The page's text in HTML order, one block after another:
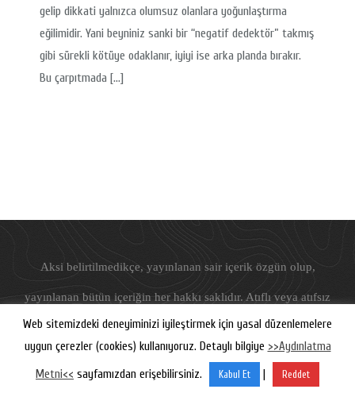
gelip dikkati yalnızca olumsuz olanlara yoğunlaştırma
eğilimidir. Yani beyniniz sanki bir “negatif dedektör” takmış
gibi sürekli kötüye odaklanır, iyiyi ise arka planda bırakır.
Bu çarpıtmada […]
Aksi belirtilmedikçe, yayınlanan sair içerik özgün olup,
yayınlanan bütün içeriğin her hakkı saklıdır. Atıflı veya atıfsız
hiçbir şekilde kullanılamaz.
Web sitemizdeki deneyiminizi iyileştirmek için yasal düzenlemelere
uygun çerezler (cookies) kullanıyoruz. Detaylı bilgiye >>Aydınlatma
Metni<< sayfamızdan erişebilirsiniz. Kabul Et Reddet